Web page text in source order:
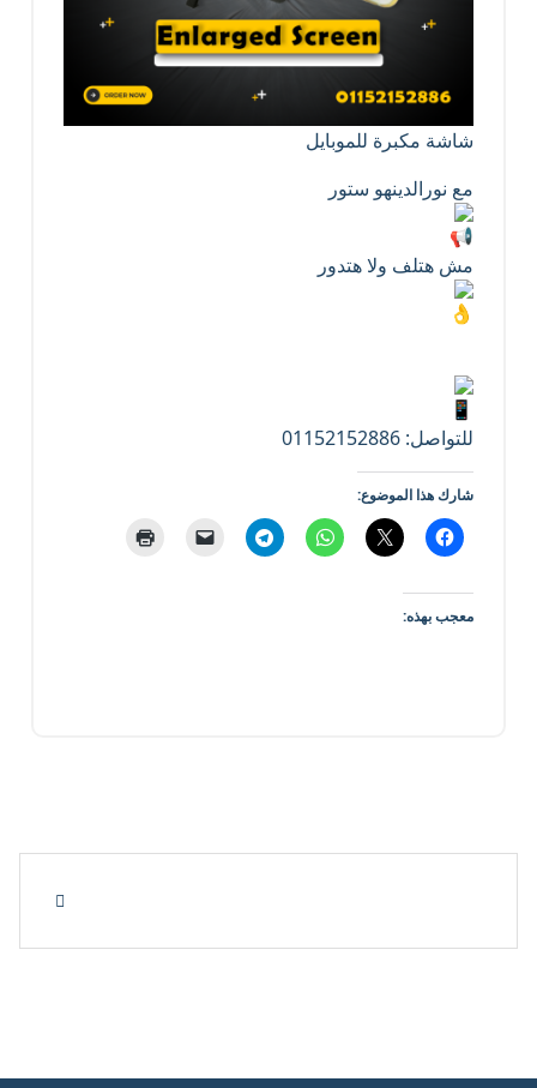
شاشة مكبرة للموبايل
مع نورالدينهو ستور
مش هتلف ولا هتدور
للتواصل: 01152152886
شارك هذا الموضوع:
معجب بهذه: